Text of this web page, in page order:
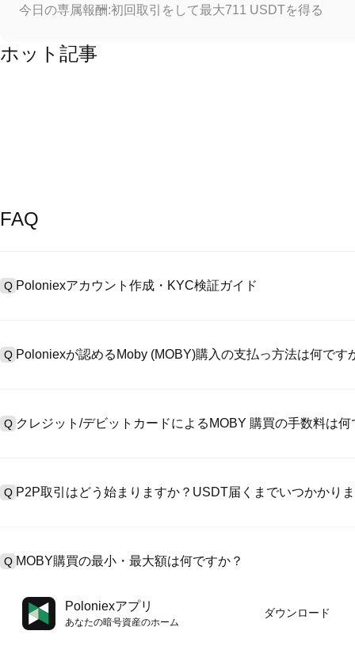
今日の専属報酬:初回取引をして最大711 USDTを得る
ホット記事
FAQ
Q Poloniexアカウント作成・KYC検証ガイド
>「安全性」へ有効ID証明をアップし、自撮りしてKYC検証を完成
Q Poloniexが認めるMoby (MOBY)購入の支払っ方法は何です
入金）（プロセス1～3営業日かかる）;4）$100,000超えた大額売
Q クレジット/デビットカードによるMOBY 購買の手数料は何
物取引手数料（0.05%まで低く）が必要です。
Q P2P取引はどう始まりますか？USDT届くまでいつかかり
第に、決済は通常15分～2時間かかります。
Q MOBY購買の最小・最大額は何ですか？
最小・最大制限額は支払方法とあなたの検証レベル次第です。ク
最大額は提供側次第です。大部のP2P売手はわずかの$10の最小
す。操作の前に、各ページにおける制限額説明をチェックしてくだ
Poloniexアプリ
あなたの暗号資産のホーム
ダウンロード